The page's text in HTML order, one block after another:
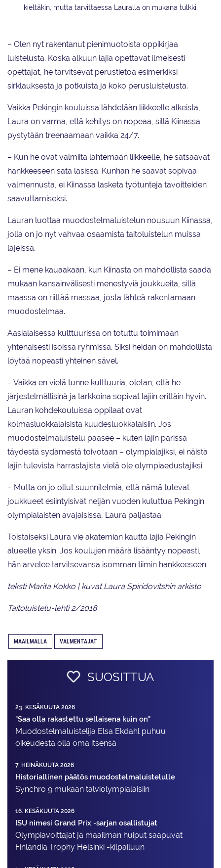
kieltäkin, mutta tarvittaessa Lauralla on mukana tulkki.
– Olen nyt rakentanut pienimuotoista oppikirjaa
luistelusta. Koska alkuun lajia opettavat ilmeisesti
opettajat, he tarvitsevat perustietoa esimerkiksi
sirklauksesta ja potkuista ja koko perusluistelusta.
Vaikka Pekingin kouluissa lähdetään liikkeelle alkeista,
Laura on varma, että kehitys on nopeaa, sillä Kiinassa
pystytään treenaamaan vaikka 24/7.
– Kun he ovat valmiita lähtemään liikkeelle, he satsaavat
hankkeeseen sata lasissa. Kunhan he saavat sopivaa
valmennusta, ei Kiinassa lasketa työtunteja tavoitteiden
saavuttamiseksi.
Lauran luottaa muodostelmaluistelun nousuun Kiinassa,
jolla on jo nyt vahvaa osaamista taitoluistelun muissa
lajeissa.
– Ei mene kauaakaan, kun Kiinasta on mahdollista saada
mukaan kansainvälisesti menestyviä joukkueita, sillä
maassa on riittää massaa, josta lähteä rakentamaan
muodostelmaa.
Aasialaisessa kulttuurissa on totuttu toimimaan
yhtenäisesti isoissa ryhmissä. Siksi heidän on mahdollista
löytää nopeasti yhteinen sävel.
– Vaikka en vielä tunne kulttuuria, oletan, että he
järjestelmällisinä ja tarkkoina sopivat lajiin erittäin hyvin.
Lauran kohdekouluissa oppilaat ovat
kolmasluokkalaisista kuudesluokkalaisiin. Jos
muodostelmaluistelu pääsee – kuten lajin parissa
täydestä sydämestä toivotaan – olympialajiksi, ei näistä
lajin tulevista harrastajista vielä ole olympiaedustajiksi.
– Mutta on jo ollut suunnitelmia, että nämä tulevat
joukkueet esiintyisivät neljän vuoden kuluttua Pekingin
olympialaisten avajaisissa, Laura paljastaa.
Toistaiseksi Laura vie akatemian kautta lajia Pekingin
alueelle yksin. Jos koulujen määrä lisääntyy nopeasti,
hän arvelee tarvitsevansa isomman tiimin hankkeeseen.
teksti Marita Kokko | kuvat Laura Spiridovitshin arkisto
Taitoluistelu-lehti 2/2018
MAAILMALLA VALMENTAJAT
SUOSITTUA
23. KESÄKUUTA 2026
"Saa olla rakastettu sellaisena kuin on"
Muodostelma­luistelija Elsa Ekdahl puhuu
oikeudesta olla oma itsensä
7. HEINÄKUUTA 2026
Historiallinen päätös muodostelmaluistelulle
Synchro 9 mukaan talviolympialaisiin
16. KESÄKUUTA 2026
ISU nimesi Grand Prix -sarjan osallistujat
Olympiavoittajat ja maailman huiput saapuvat
Finlandia Trophy Helsinki -kilpailuun